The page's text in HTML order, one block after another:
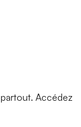
Accédez